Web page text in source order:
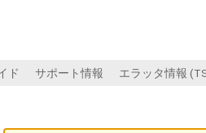
ド サポート情報 エラッタ情報